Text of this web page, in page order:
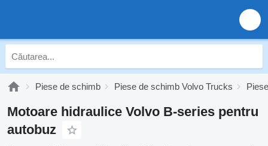
Piese de schimb Piese de schimb Volvo Trucks
Motoare hidraulice Volvo B-series pentru
autobuz